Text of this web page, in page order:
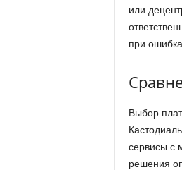
или
при
Выбор
сервисы с
решения